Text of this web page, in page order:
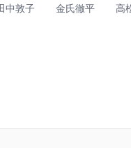
中敦子 金氏徹平 高